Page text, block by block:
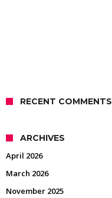
RECENT COMMENTS
ARCHIVES
April 2026
March 2026
November 2025